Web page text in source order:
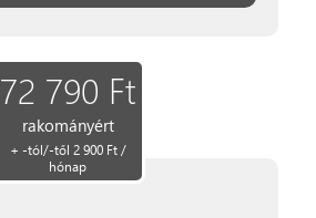
72 790 Ft
rakományért
+ -tól/-től 2 900 Ft /
hónap